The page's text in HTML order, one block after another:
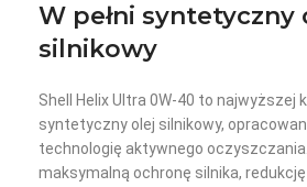
W pełni syntetyczny
silnikowy
Shell Helix Ultra 0W-40 to najwyższej
syntetyczny olej silnikowy,
technologię aktywnego
maksymalną ochronę silnika,